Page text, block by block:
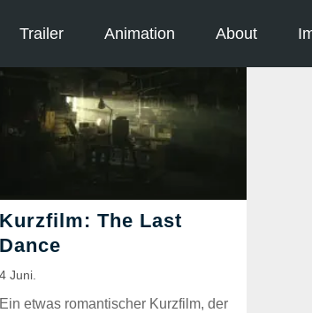
Trailer Animation About
Ein etwas romantischer Kurzfilm, der